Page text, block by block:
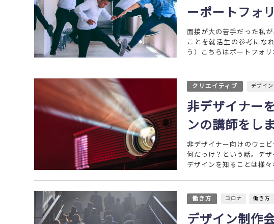
ーポートフォ
面接が大の苦手だった私
ことを就活生の参考にな
う）こちらはポートフォ
クリエイティブ デザイン
非デザイナー
ンの講師をし
非デザイナー向けのウェ
何だっけ？という話。デ
デザインを知ることは様
働き方 コロナ 働き方
デザイン制作